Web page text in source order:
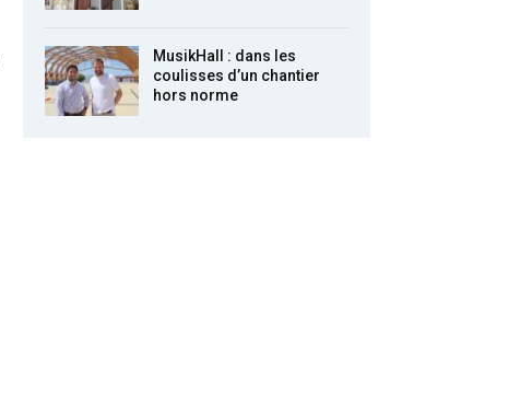
MusikHall : dans les
coulisses d’un chantier
hors norme